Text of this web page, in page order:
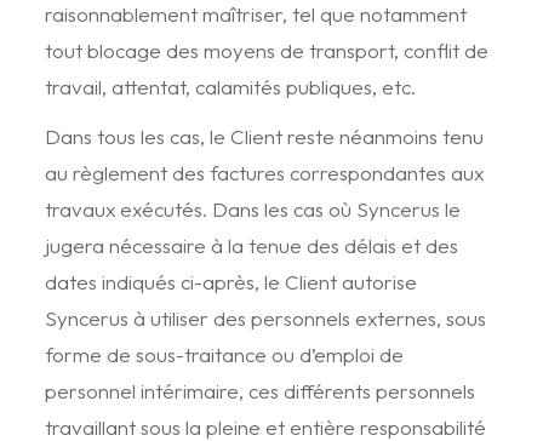
raisonnablement maîtriser, tel que notamment
tout blocage des moyens de transport, conflit de
travail, attentat, calamités publiques, etc.
Dans tous les cas, le Client reste néanmoins tenu
au règlement des factures correspondantes aux
travaux exécutés. Dans les cas où Syncerus le
jugera nécessaire à la tenue des délais et des
dates indiqués ci-après, le Client autorise
Syncerus à utiliser des personnels externes, sous
forme de sous-traitance ou d’emploi de
personnel intérimaire, ces différents personnels
travaillant sous la pleine et entière responsabilité